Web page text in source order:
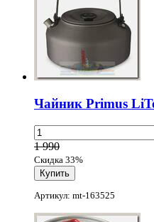
Чайник Primus
1 990
Скидка 33%
Артикул: mt-163525